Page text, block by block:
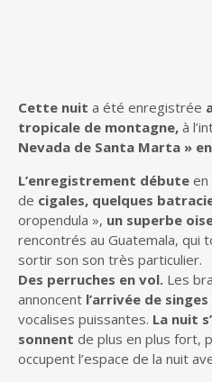
Cette nuit a été enregistrée
tropicale de montagne, à
Nevada de Santa Marta »
L’enregistrement débute en
de cigales, quelques
oropendula », un superbe
rencontrés au Guatemala, qui
sortir son son très particulier.
Des perruches en vol. Les
annoncent l’arrivée de
vocalises puissantes. La nuit
sonnent de plus en plus fort,
occupent l’espace de la nuit